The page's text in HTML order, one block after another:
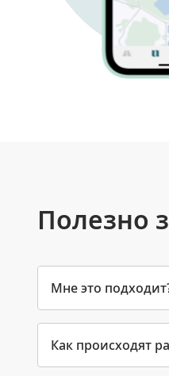
Полезно
Мне это
Как происходят